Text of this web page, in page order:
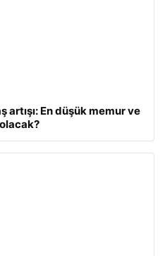
artışı: En düşük memur ve